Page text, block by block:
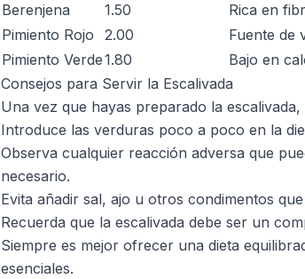
Berenjena
1.50
Rica en
Pimiento Rojo
2.00
Fuente de
Pimiento Verde1.80
Bajo en
Consejos para Servir la Escalivada
Una vez que hayas preparado la
Introduce las verduras poco a poco en la
Observa cualquier reacción adversa que
necesario.
Evita añadir sal, ajo u otros condimentos
Recuerda que la escalivada debe ser un
Siempre es mejor ofrecer una dieta
esenciales.